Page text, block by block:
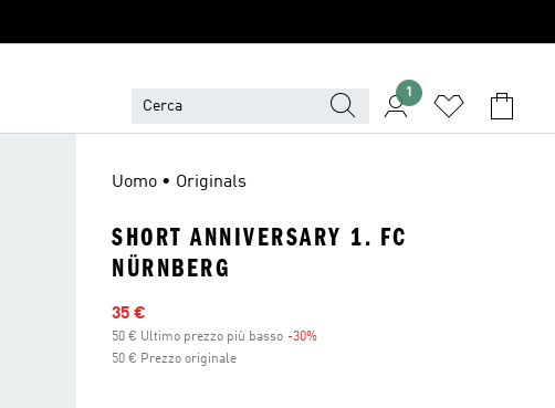
1
Uomo • Originals
SHORT ANNIVERSARY 1. FC
NÜRNBERG
Prezzo scontato
35 €
50 € Ultimo prezzo più basso -30%
50 € Prezzo originale